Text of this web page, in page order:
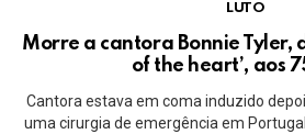
LUTO
Morre a cantora Bonnie Tyler,
of the heart’, aos
Cantora estava em coma induzido
uma cirurgia de emergência em